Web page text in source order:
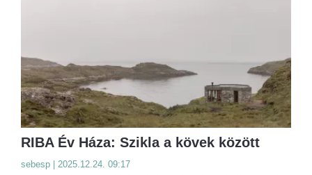
RIBA Év Háza: Szikla a kövek között
sebesp | 2025.12.24. 09:17